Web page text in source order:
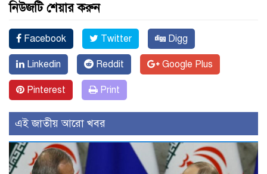
নিউজটি শেয়ার করুন
Facebook Twitter Digg
Linkedin Reddit Google Plus
Pinterest Print
এই জাতীয় আরো খবর